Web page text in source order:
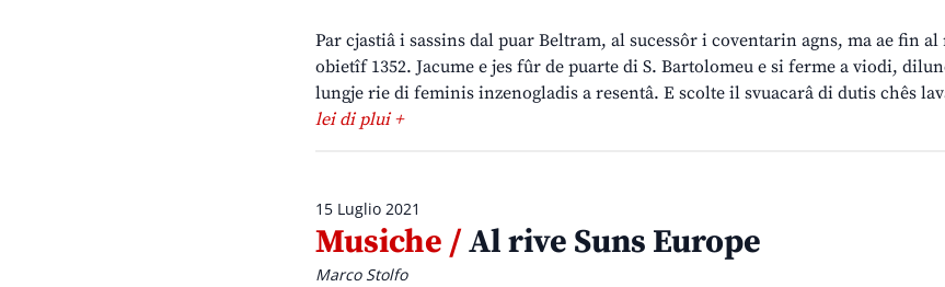
Par cjastiâ i sassins dal puar Beltram, al sucessôr i coventarin agns, ma ae fin al
obietîf 1352. Jacume e jes fûr de puarte di S. Bartolomeu e si ferme a viodi,
lungje rie di feminis inzenogladis a resentâ. E scolte il svuacarâ di dutis chês
lei di plui +
15 Luglio 2021
Musiche /Al rive Suns Europe
Marco Stolfo